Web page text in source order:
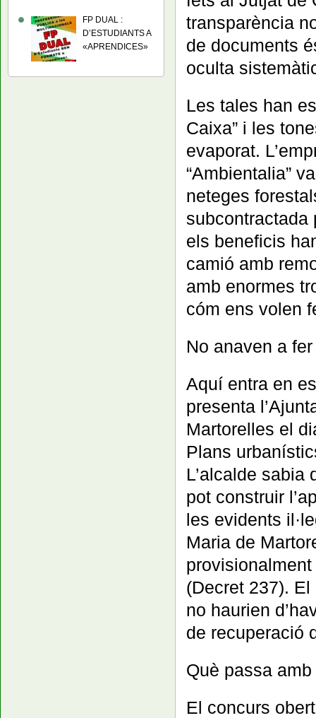
transparència
de documents
oculta
Les tales han
Caixa” i les
evaporat.
“Ambientalia”
neteges
subcontractada
els beneficis
camió amb
amb enormes
cóm ens volen
No anaven a
Aquí entra en
presenta
Martorelles el
Plans
L’alcalde sabia
pot construir
les evidents
Maria de
(Decret 237).
no haurien
de recuperació
Què passa
El concurs
FP DUAL :
D’ESTUDIANTS A
«APRENDICES»